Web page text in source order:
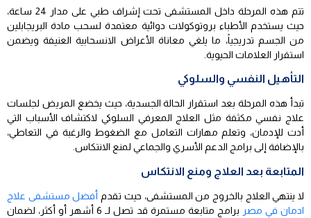
تتم هذه المرحلة داخل المستشفى تحت إشراف طبي على مدار 24 ساعة،
حيث يستخدم الأطباء بروتوكولات دوائية معتمدة لسحب مادة البريجابلين
من الجسم تدريجياً، ما يلغي معاناة الأعراض الانسحابية العنيفة ويضمن
استقرار العلامات الحيوية.
التأهيل النفسي والسلوكي
تبدأ هذه المرحلة بعد استقرار الحالة الجسدية، حيث يخضع المريض لجلسات
علاج نفسي مكثفة مثل العلاج المعرفي السلوكي لاكتشاف الأسباب التي
أدت للإدمان، وتعلم مهارات التعامل مع الضغوط والرغبة في التعاطي،
بالإضافة إلى برامج الدعم الأسري والجماعي لمنع الانتكاس.
المتابعة بعد العلاج ومنع الانتكاس
لا ينتهي العلاج بالخروج من المستشفى، حيث تقدم أفضل مستشفى علاج
ادمان في مصر
برامج متابعة مستمرة قد تصل لـ 6 أشهر أو أكثر، لضمان